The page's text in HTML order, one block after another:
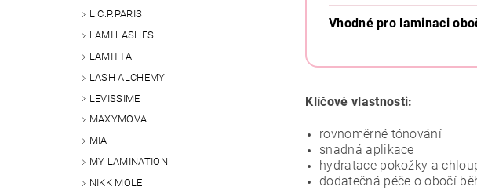
L.C.P.PARIS
LAMI LASHES
LAMITTA
LASH ALCHEMY
LEVISSIME
MAXYMOVA
MIA
MY LAMINATION
NIKK MOLE
Vhodné pro laminaci
Klíčové vlastnosti:
rovnoměrné tónování
snadná aplikace
hydratace pokožky a
dodatečná péče o obočí